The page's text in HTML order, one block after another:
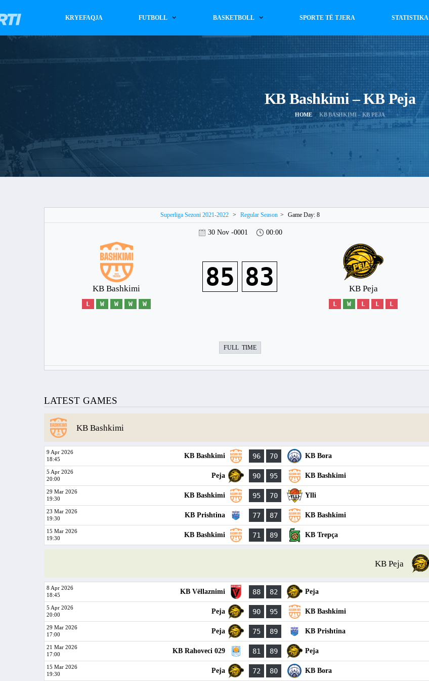
KRYEFAQJA FUTBOLL BASKETBOLL SPORTE TË TJERA STATISTIKA
KB Bashkimi – KB Peja
HOME KB BASHKIMI – KB PEJA
Superliga Sezoni 2021-2022 > Regular Season > Game Day: 8
30 Nov -0001 00:00
KB Bashkimi
L W W W W
85 83 KB Peja
L W L L L
FULL TIME
LATEST GAMES
KB Bashkimi
9 Apr 2026
18:45
KB Bashkimi 96 70 KB Bora
5 Apr 2026
20:00
Peja 90 95 KB Bashkimi
29 Mar 2026
19:30
KB Bashkimi 95 70 Ylli
23 Mar 2026
19:30
KB Prishtina 77 87 KB Bashkimi
15 Mar 2026
19:30
KB Bashkimi 71 89 KB Trepça
KB Peja
8 Apr 2026
18:45
KB Vëllaznimi 88 82 Peja
5 Apr 2026
20:00
Peja 90 95 KB Bashkimi
29 Mar 2026
17:00
Peja 75 89 KB Prishtina
21 Mar 2026
17:00
KB Rahoveci 029 81 89 Peja
15 Mar 2026
19:30
Peja 72 80 KB Bora